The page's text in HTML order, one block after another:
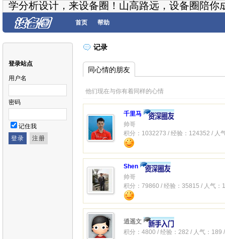
学分析设计，来设备圈！山高路远，设备圈陪你
首页 帮助
登录站点
用户名
密码
记住我
记录
同心情的朋友
他们现在与你有着同样的心情
千里马
帅哥
积分：1032273 / 经验：124352 / 人
Shen
帅哥
积分：79860 / 经验：35815 / 人气：
逍遥文
积分：4800 / 经验：282 / 人气：189